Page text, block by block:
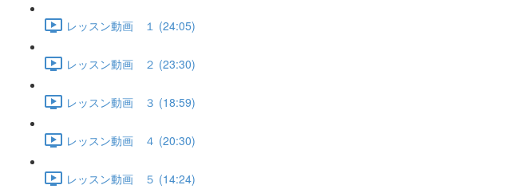
レッスン動画 １ (24:05)
レッスン動画 ２ (23:30)
レッスン動画 ３ (18:59)
レッスン動画 ４ (20:30)
レッスン動画 ５ (14:24)